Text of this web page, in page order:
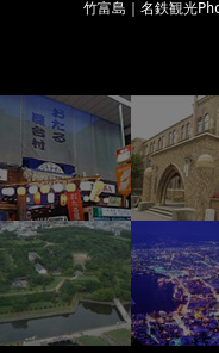
竹富島｜名鉄観光